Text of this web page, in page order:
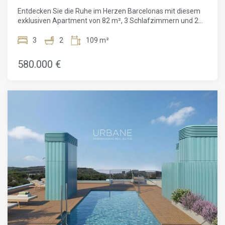
Grundbuchgebühren, Maklergebühren oder gegebenenfalls
Hypothekenkosten.
Entdecken Sie die Ruhe im Herzen Barcelonas mit diesem
exklusiven Apartment von 82 m², 3 Schlafzimmern und 2
eines avantgardistischen Wohnkomplexes, vereint diese
Ruhe eines der grünsten und angesehensten Viertel der
Stadt.Nach einer Philosophie von Licht und Harmonie
schaffen. Die lichtdurchfluteten Räume vermitteln den
ganzen Tag über eine warme und elegante Atmosphäre.
Jedes Detail wurde sorgfältig ausgewählt, um
Großzügigkeit und Komfort zu betonen und einen
Lebensstil zu bieten, der sowohl modern als auch nachhaltig
ist.Das Gebäude bietet eine Auswahl großzügiger
Wohnungen mit privilegierter Ausrichtung und weiten
Terrassen, die den Wohnraum nach außen erweitern. Der
Komplex wurde nach Kriterien der Nachhaltigkeit und
Biodiversität entwickelt und umfasst exklusive
Gemeinschaftsbereiche, darunter eine spektakuläre
Dachterrasse mit Pool und unvergleichlichem
Panoramablick auf die Stadt. Außerdem stehen ein
3 2 109 m²
580.000 €